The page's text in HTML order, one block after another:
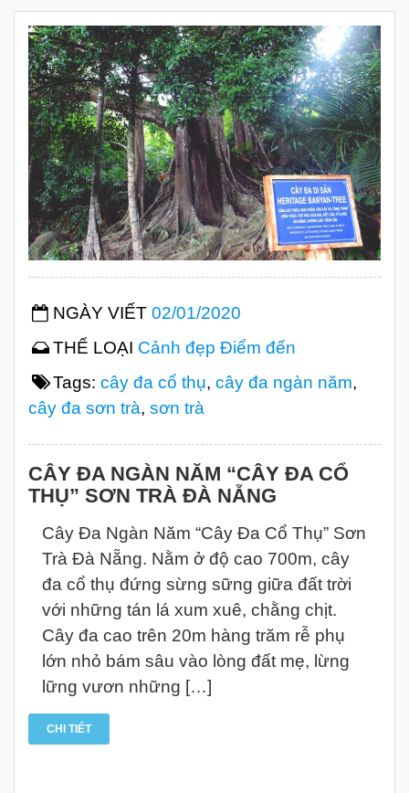
NGÀY VIẾT 02/01/2020
THỂ LOẠI Cảnh đẹp Điểm đến
Tags: cây đa cổ thụ, cây đa ngàn năm,
cây đa sơn trà, sơn trà
CÂY ĐA NGÀN NĂM “CÂY ĐA CỔ
THỤ” SƠN TRÀ ĐÀ NẴNG
Cây Đa Ngàn Năm “Cây Đa Cổ Thụ” Sơn
Trà Đà Nẵng. Nằm ở độ cao 700m, cây
đa cổ thụ đứng sừng sững giữa đất trời
với những tán lá xum xuê, chằng chịt.
Cây đa cao trên 20m hàng trăm rễ phụ
lớn nhỏ bám sâu vào lòng đất mẹ, lừng
lững vươn những […]
CHI TIẾT